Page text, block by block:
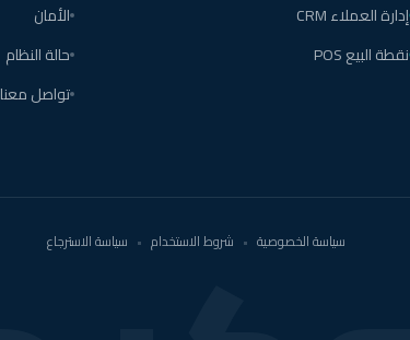
إدارة العملاء CRM
نقطة البيع POS
الأمان
حالة النظام
تواصل معنا
سياسة الخصوصية • شروط الاستخدام • سياسة الاسترجاع